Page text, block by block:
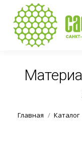
Главная Каталог